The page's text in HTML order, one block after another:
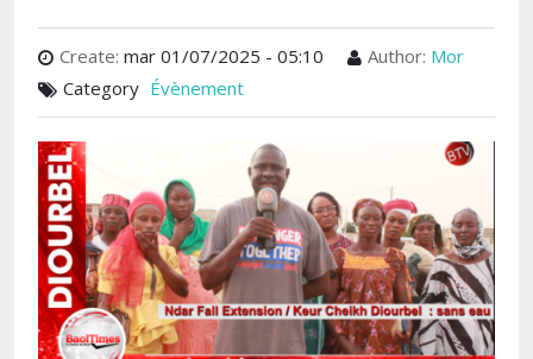
Create: mar 01/07/2025 - 05:10 Author: Mor
Category Évènement